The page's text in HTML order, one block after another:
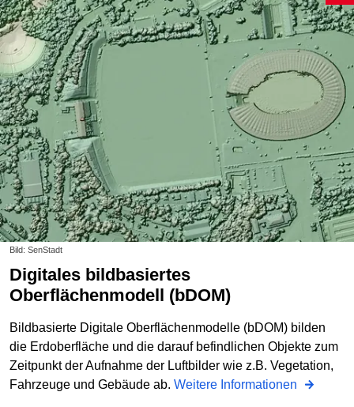
Bild: SenStadt
Digitales bildbasiertes
Oberflächenmodell (bDOM)
Bildbasierte Digitale Oberflächenmodelle (bDOM) bilden
die Erdoberfläche und die darauf befindlichen Objekte zum
Zeitpunkt der Aufnahme der Luftbilder wie z.B. Vegetation,
Fahrzeuge und Gebäude ab. Weitere Informationen